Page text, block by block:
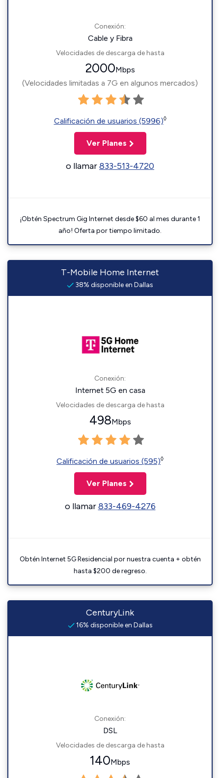
Conexión:
Cable y Fibra
Velocidades de descarga de hasta
2000Mbps
(Velocidades limitadas a 7G en algunos mercados)
Calificación de usuarios (5996)◊
Ver Planes
o llamar833-513-4720
¡Obtén Spectrum Gig Internet desde $60 al mes durante 1
año! Oferta por tiempo limitado.
T-Mobile Home Internet
38% disponible en Dallas
Conexión:
Internet 5G en casa
Velocidades de descarga de hasta
498Mbps
Calificación de usuarios (595)◊
Ver Planes
o llamar833-469-4276
Obtén Internet 5G Residencial por nuestra cuenta + obtén
hasta $200 de regreso.
CenturyLink
16% disponible en Dallas
Conexión:
DSL
Velocidades de descarga de hasta
140Mbps